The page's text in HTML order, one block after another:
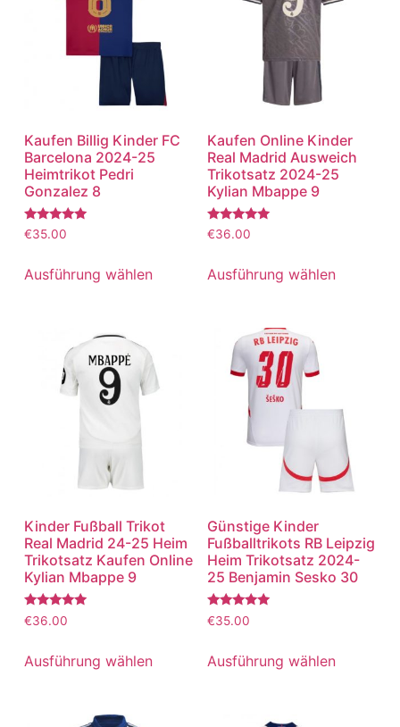
Kaufen Billig Kinder FC
Barcelona 2024-25
Heimtrikot Pedri
Gonzalez 8
Bewertet
mit
von 5
€35.00
Ausführung wählen
Kaufen Online Kinder
Real Madrid Ausweich
Trikotsatz 2024-25
Kylian Mbappe 9
Bewertet
mit
von 5
€36.00
Ausführung wählen
Kinder Fußball Trikot
Real Madrid 24-25 Heim
Trikotsatz Kaufen Online
Kylian Mbappe 9
Bewertet
mit
von 5
€36.00
Ausführung wählen
Günstige Kinder
Fußballtrikots RB Leipzig
Heim Trikotsatz 2024-
25 Benjamin Sesko 30
Bewertet
mit
von 5
€35.00
Ausführung wählen